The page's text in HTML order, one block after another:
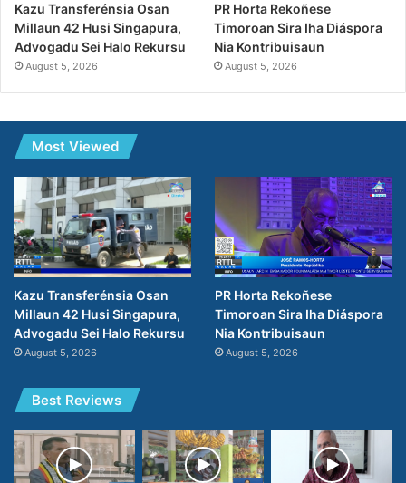
Kazu Transferénsia Osan
Millaun 42 Husi Singapura,
Advogadu Sei Halo Rekursu
August 5, 2026
PR Horta Rekoñese
Timoroan Sira Iha Diáspora
Nia Kontribuisaun
August 5, 2026
Most Viewed
Kazu Transferénsia Osan
Millaun 42 Husi Singapura,
Advogadu Sei Halo Rekursu
August 5, 2026
PR Horta Rekoñese
Timoroan Sira Iha Diáspora
Nia Kontribuisaun
August 5, 2026
Best Reviews